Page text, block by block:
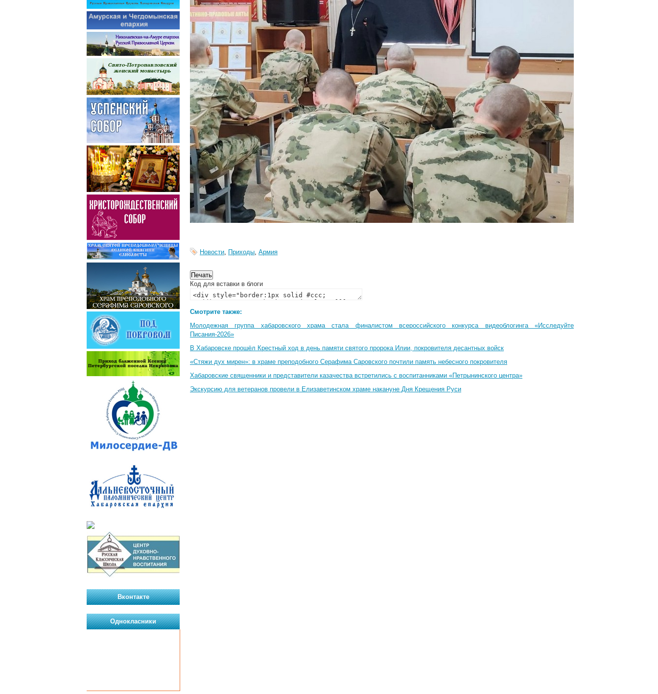
Новости, Приходы, Армия
Код для вставки в блоги
Смотрите также:
Молодежная группа хабаровского храма стала финалистом всероссийского конкурса видеоблогинга «Исследуйте
Писания-2026»
В Хабаровске прошёл Крестный ход в день памяти святого пророка Илии, покровителя десантных войск
«Стяжи дух мирен»: в храме преподобного Серафима Саровского почтили память небесного покровителя
Хабаровские священники и представители казачества встретились с воспитанниками «Петрынинского центра»
Экскурсию для ветеранов провели в Елизаветинском храме накануне Дня Крещения Руси
Вконтакте
Однокласники